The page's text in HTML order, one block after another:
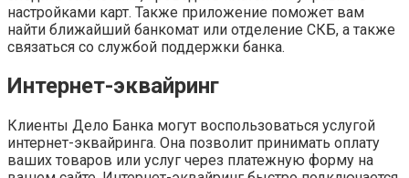
настройками карт. Также приложение поможет вам
найти ближайший банкомат или отделение СКБ, а также
связаться со службой поддержки банка.
Интернет-эквайринг
Клиенты Дело Банка могут воспользоваться услугой
интернет-эквайринга. Она позволит принимать оплату
ваших товаров или услуг через платежную форму на